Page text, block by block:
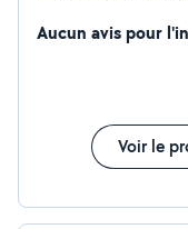
Aucun avis pour
Voir le